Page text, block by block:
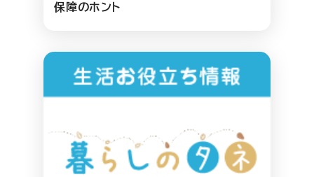
保障のホント